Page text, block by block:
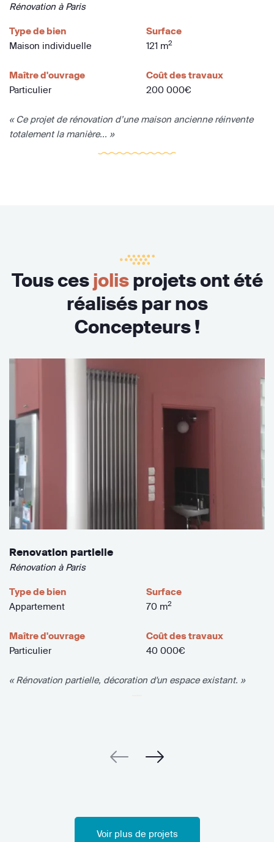
Rénovation à Paris
Type de bien
Maison individuelle
Surface
121 m2
Maître d'ouvrage
Particulier
Coût des travaux
200 000€
« Ce projet de rénovation d’une maison ancienne réinvente
totalement la manière... »
Tous cesjolisprojets ont été
réalisés par nos
Concepteurs !
Renovation partielle
Rénovation à Paris
Type de bien
Appartement
Surface
70 m2
Maître d'ouvrage
Particulier
Coût des travaux
40 000€
« Rénovation partielle, décoration d'un espace existant. »
Voir plus de projets